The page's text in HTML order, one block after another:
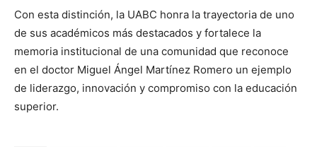
Con esta distinción, la UABC honra la trayectoria de uno
de sus académicos más destacados y fortalece la
memoria institucional de una comunidad que reconoce
en el doctor Miguel Ángel Martínez Romero un ejemplo
de liderazgo, innovación y compromiso con la educación
superior.